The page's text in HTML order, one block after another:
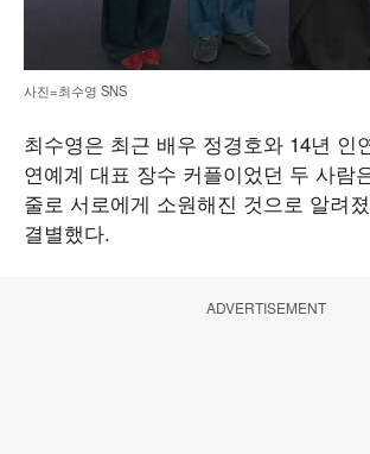
사진=최수영 SNS
최수영은 최근 배우 정경호와 14년 인
연예계 대표 장수 커플이었던 두 사람
줄로 서로에게 소원해진 것으로 알려
결별했다.
ADVERTISEMENT